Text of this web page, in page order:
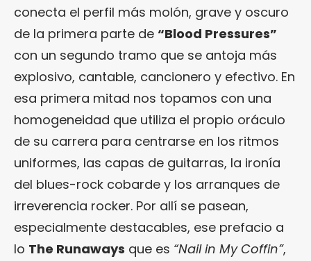
conecta el perfil más molón, grave y oscuro
de la primera parte de “Blood Pressures”
con un segundo tramo que se antoja más
explosivo, cantable, cancionero y efectivo. En
esa primera mitad nos topamos con una
homogeneidad que utiliza el propio oráculo
de su carrera para centrarse en los ritmos
uniformes, las capas de guitarras, la ironía
del blues-rock cobarde y los arranques de
irreverencia rocker. Por allí se pasean,
especialmente destacables, ese prefacio a
lo The Runaways que es “Nail in My Coffin”,